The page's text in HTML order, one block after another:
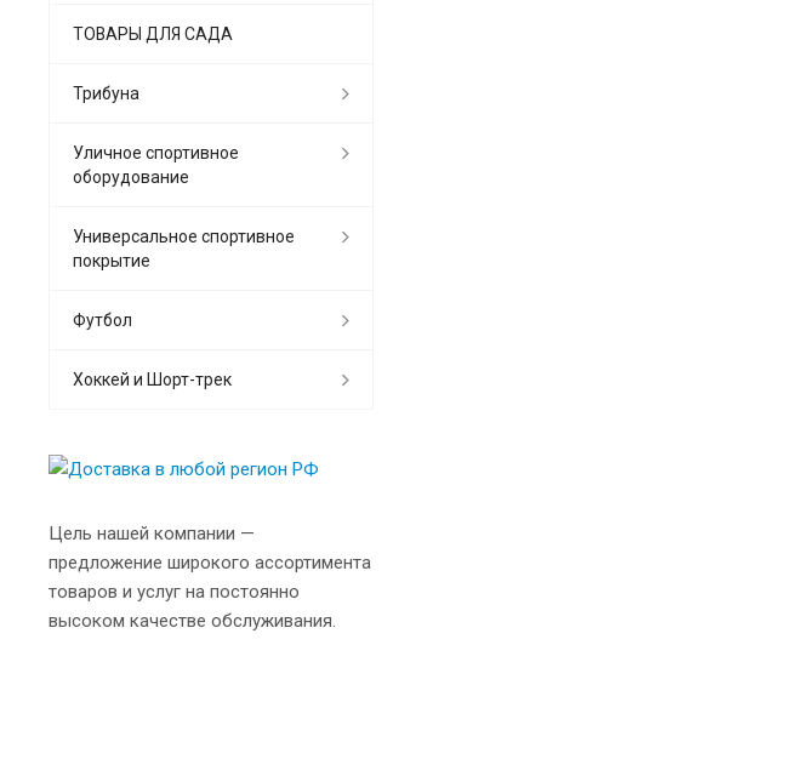
ТОВАРЫ ДЛЯ САДА
Трибуна
Уличное спортивное
оборудование
Универсальное спортивное
покрытие
Футбол
Хоккей и Шорт-трек
Цель нашей компании —
предложение широкого ассортимента
товаров и услуг на постоянно
высоком качестве обслуживания.